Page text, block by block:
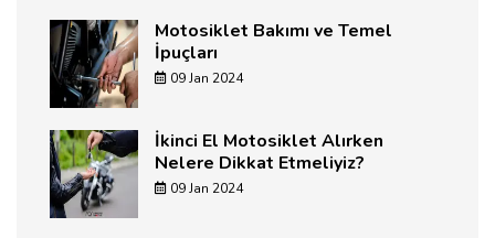
Motosiklet Bakımı ve Temel
İpuçları
09 Jan 2024
İkinci El Motosiklet Alırken
Nelere Dikkat Etmeliyiz?
09 Jan 2024